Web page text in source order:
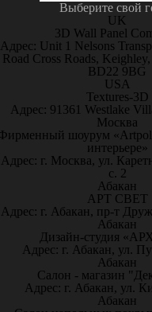
Выберите свой
UK
3D Wall Panel
Адрес: Unit 1 Nelsons
Road Cross Roads,
BD22 9BG
USA
Textures-3D
Адрес: 91361 Westlake
Москва
шоурум
интерьере»
Адрес: г. Москва, ул.
с. 2
Абакан
АРТ СВЕТ
Адрес: г. Абакан, пр-т
Абакан
Дизайн-студия
Адрес: г. Абакан, ул.
Абакан
Салон - магазин
Адрес: г. Абакан, ул.
Абакан